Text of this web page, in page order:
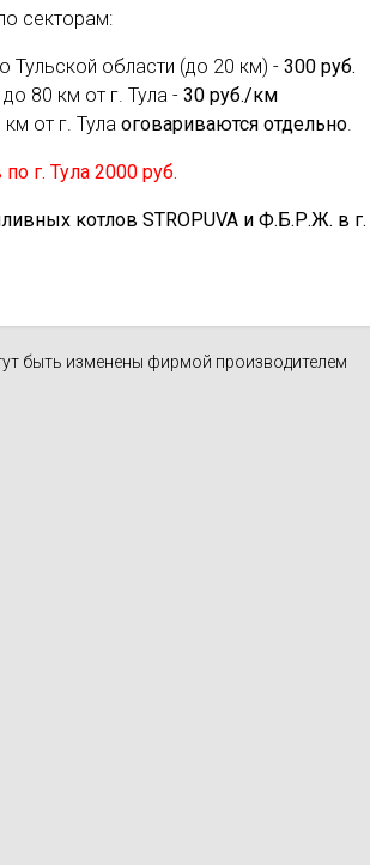
секторам:
Тульской области (до 20 км) - 300 руб.
80 км от г. Тула - 30 руб./км
от г. Тула оговариваются отдельно.
г. Тула 2000 руб.
котлов STROPUVA и Ф.Б.Р.Ж. в г.
быть изменены фирмой производителем
(FN-S) - для фанкойла